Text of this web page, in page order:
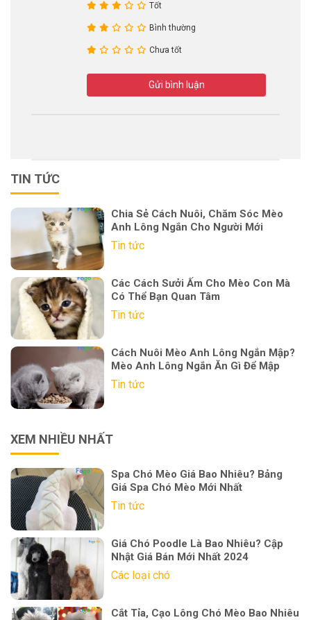
Tốt
Bình thường
Chưa tốt
Gửi bình luận
TIN TỨC
Chia Sẻ Cách Nuôi, Chăm Sóc Mèo
Anh Lông Ngắn Cho Người Mới
Tin tức
Các Cách Sưởi Ấm Cho Mèo Con Mà
Có Thể Bạn Quan Tâm
Tin tức
Cách Nuôi Mèo Anh Lông Ngắn Mập?
Mèo Anh Lông Ngắn Ăn Gì Để Mập
Tin tức
XEM NHIỀU NHẤT
Spa Chó Mèo Giá Bao Nhiêu? Bảng
Giá Spa Chó Mèo Mới Nhất
Tin tức
Giá Chó Poodle Là Bao Nhiêu? Cập
Nhật Giá Bán Mới Nhất 2024
Các loại chó
Cắt Tỉa, Cạo Lông Chó Mèo Bao Nhiêu